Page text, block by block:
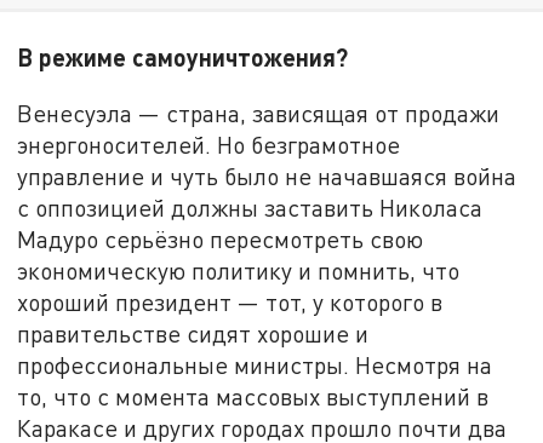
В режиме самоуничтожения?
Венесуэла — страна, зависящая от продажи
энергоносителей. Но безграмотное
управление и чуть было не начавшаяся война
с оппозицией должны заставить Николаса
Мадуро серьёзно пересмотреть свою
экономическую политику и помнить, что
хороший президент — тот, у которого в
правительстве сидят хорошие и
профессиональные министры. Несмотря на
то, что с момента массовых выступлений в
Каракасе и других городах прошло почти два